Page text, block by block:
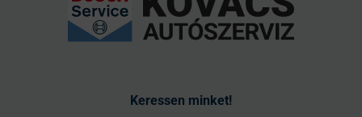
Keressen minket!